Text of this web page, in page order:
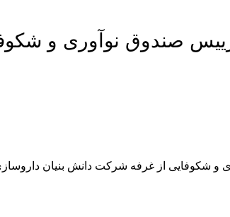
صندوق نوآوری و
از غرفه شرکت دانش بنیان داروسازی